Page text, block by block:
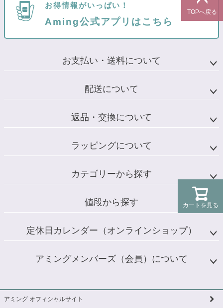
カートを見る
TOPへ戻る
お得情報がいっぱい！
Aming公式アプリはこちら
お支払い・送料について
配送について
返品・交換について
ラッピングについて
カテゴリーから探す
値段から探す
定休日カレンダー（オンラインショップ）
アミングメンバーズ（会員）について
アミング オフィシャルサイト